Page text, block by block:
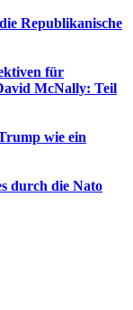
Republikanische
für
McNally: Teil
wie ein
durch die Nato